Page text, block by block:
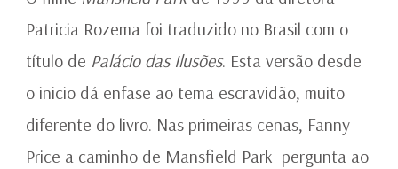
Patricia Rozema foi traduzido no Brasil com o
título de Palácio das Ilusões. Esta versão desde
o inicio dá enfase ao tema escravidão, muito
diferente do livro. Nas primeiras cenas, Fanny
Price a caminho de Mansfield Park pergunta ao